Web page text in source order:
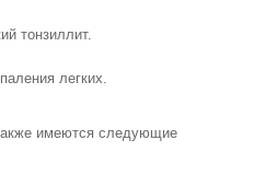
тонзиллит.
легких.
имеются следующие